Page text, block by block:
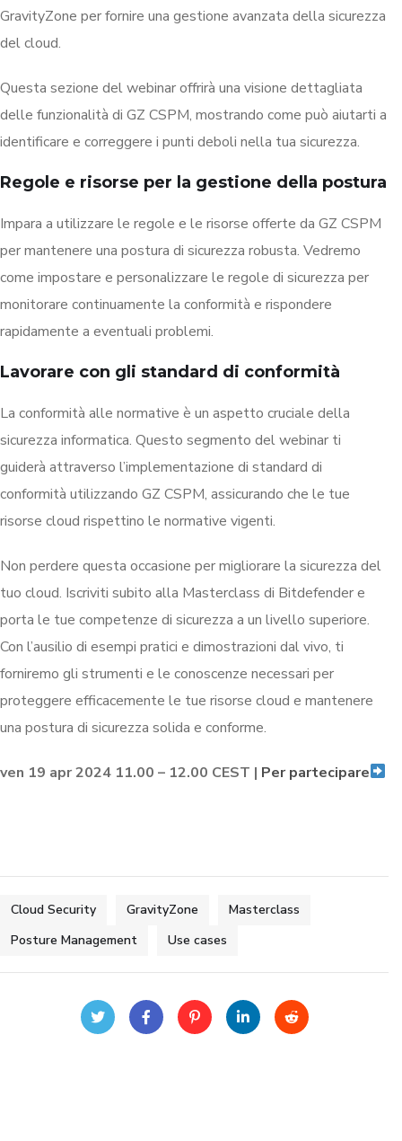
GravityZone per fornire una gestione avanzata della sicurezza
del cloud.
Questa sezione del webinar offrirà una visione dettagliata
delle funzionalità di GZ CSPM, mostrando come può aiutarti a
identificare e correggere i punti deboli nella tua sicurezza.
Regole e risorse per la gestione della postura
Impara a utilizzare le regole e le risorse offerte da GZ CSPM
per mantenere una postura di sicurezza robusta. Vedremo
come impostare e personalizzare le regole di sicurezza per
monitorare continuamente la conformità e rispondere
rapidamente a eventuali problemi.
Lavorare con gli standard di conformità
La conformità alle normative è un aspetto cruciale della
sicurezza informatica. Questo segmento del webinar ti
guiderà attraverso l’implementazione di standard di
conformità utilizzando GZ CSPM, assicurando che le tue
risorse cloud rispettino le normative vigenti.
Non perdere questa occasione per migliorare la sicurezza del
tuo cloud. Iscriviti subito alla Masterclass di Bitdefender e
porta le tue competenze di sicurezza a un livello superiore.
Con l’ausilio di esempi pratici e dimostrazioni dal vivo, ti
forniremo gli strumenti e le conoscenze necessari per
proteggere efficacemente le tue risorse cloud e mantenere
una postura di sicurezza solida e conforme.
ven 19 apr 2024 11.00 – 12.00 CEST | Per partecipare
Cloud Security GravityZone
Masterclass
Posture Management
Use cases